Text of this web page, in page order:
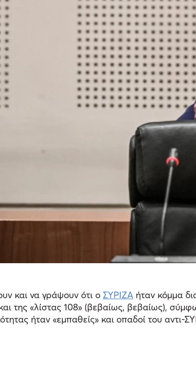
και να γράψουν ότι ο ΣΥΡΙΖΑ ήταν κόμμα
της «λίστας 108» (βεβαίως, βεβαίως),
ήταν «εμπαθείς» και οπαδοί του αντι-